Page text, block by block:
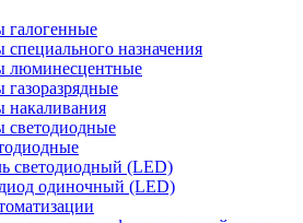
галогенные
назначения
люминесцентные
накаливания
светодиодные
светодиодный (LED)
одиночный (LED)